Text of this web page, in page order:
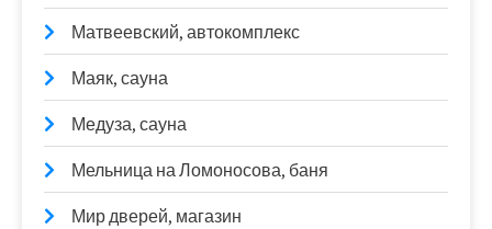
Матвеевский, автокомплекс
Маяк, сауна
Медуза, сауна
Мельница на Ломоносова, баня
Мир дверей, магазин